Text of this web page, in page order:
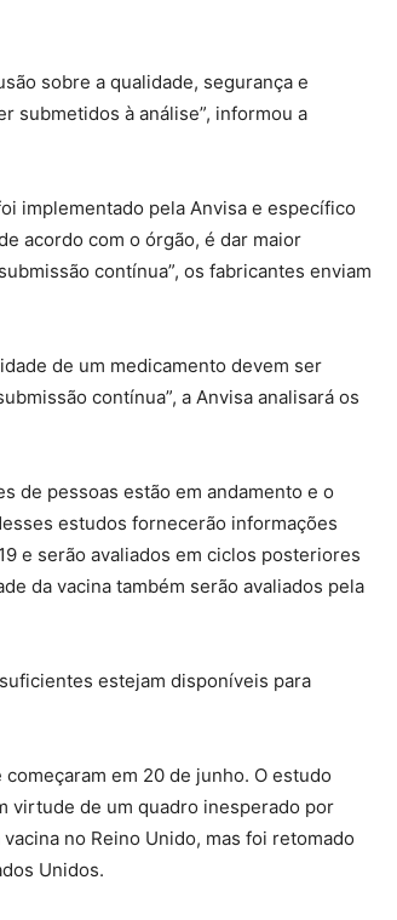
sobre a qualidade, segurança e
submetidos à análise”, informou a
implementado pela Anvisa e específico
acordo com o órgão, é dar maior
contínua”, os fabricantes enviam
de um medicamento devem ser
contínua”, a Anvisa analisará os
de pessoas estão em andamento e o
estudos fornecerão informações
e serão avaliados em ciclos posteriores
da vacina também serão avaliados pela
estejam disponíveis para
em 20 de junho. O estudo
virtude de um quadro inesperado por
no Reino Unido, mas foi retomado
Unidos.